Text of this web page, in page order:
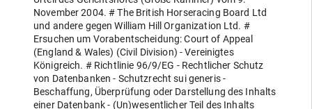
November 2004. # The British Horseracing Board Ltd
und andere gegen William Hill Organization Ltd. #
Ersuchen um Vorabentscheidung: Court of Appeal
(England & Wales) (Civil Division) - Vereinigtes
Königreich. # Richtlinie 96/9/EG - Rechtlicher Schutz
von Datenbanken - Schutzrecht sui generis -
Beschaffung, Überprüfung oder Darstellung des Inhalts
einer Datenbank - (Un)wesentlicher Teil des Inhalts